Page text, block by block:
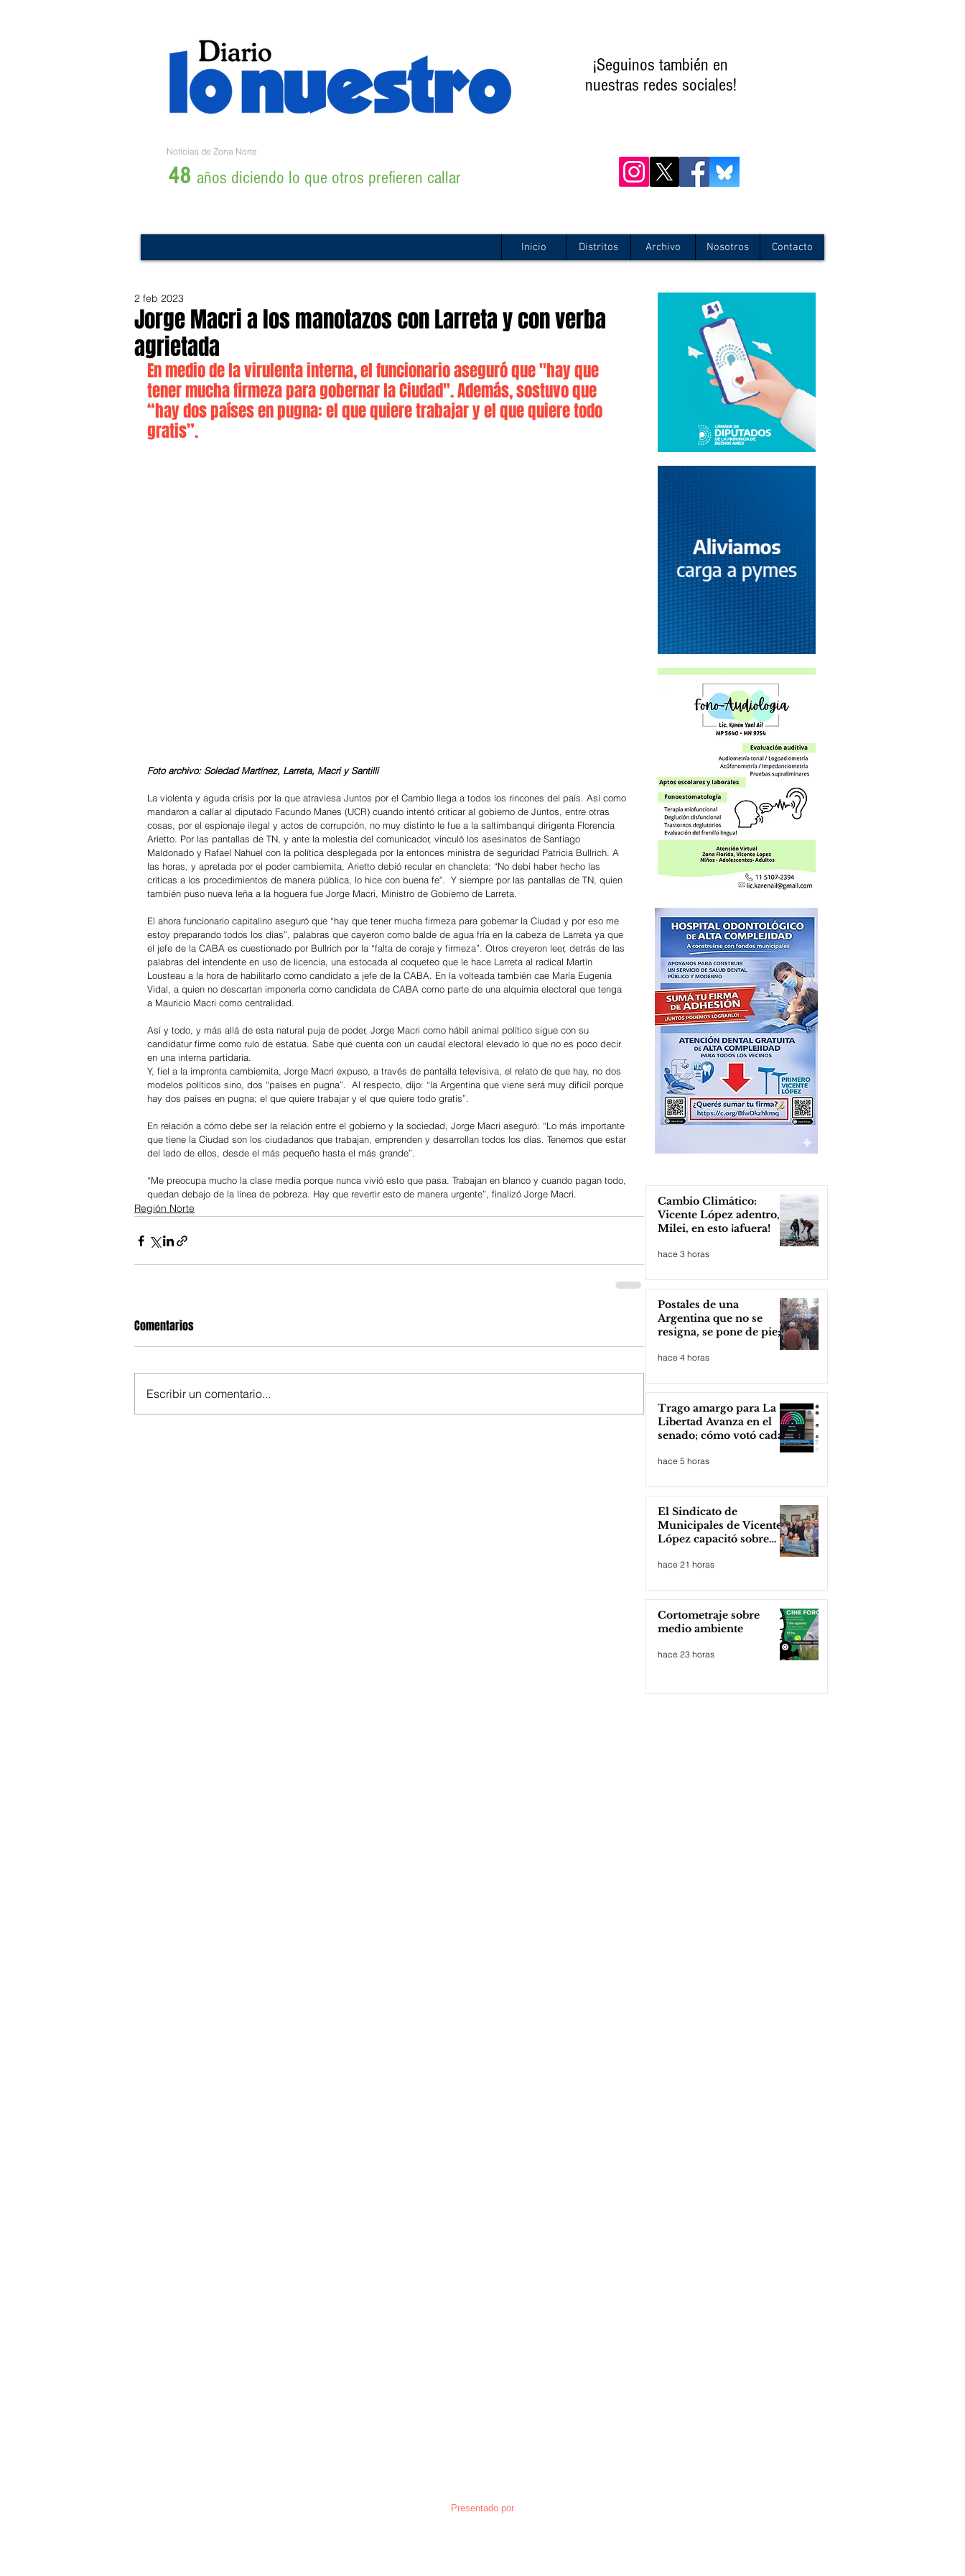
¡Seguinos también en
nuestras redes sociales!
Noticias de Zona Norte
48 años diciendo lo que otros prefieren callar
Inicio Distritos Archivo Nosotros Contacto
Jorge Macri a los manotazos con Larreta y con verba
agrietada
2 feb 2023
En medio de la virulenta interna, el funcionario aseguró que "hay que
tener mucha firmeza para gobernar la Ciudad". Además, sostuvo que
“hay dos países en pugna: el que quiere trabajar y el que quiere todo
gratis”.
Foto archivo: Soledad Martínez, Larreta, Macri y Santilli
La violenta y aguda crisis por la que atraviesa Juntos por el Cambio llega a todos los rincones del país. Así como
mandaron a callar al diputado Facundo Manes (UCR) cuando intentó criticar al gobierno de Juntos, entre otras
cosas, por el espionaje ilegal y actos de corrupción, no muy distinto le fue a la saltimbanqui dirigenta Florencia
Arietto. Por las pantallas de TN, y ante la molestia del comunicador, vinculó los asesinatos de Santiago
Maldonado y Rafael Nahuel con la política desplegada por la entonces ministra de seguridad Patricia Bullrich. A
las horas, y apretada por el poder cambiemita, Arietto debió recular en chancleta: “No debí haber hecho las
críticas a los procedimientos de manera pública, lo hice con buena fe".  Y siempre por las pantallas de TN, quien
también puso nueva leña a la hoguera fue Jorge Macri, Ministro de Gobierno de Larreta.
El ahora funcionario capitalino aseguró que “hay que tener mucha firmeza para gobernar la Ciudad y por eso me
estoy preparando todos los días”, palabras que cayeron como balde de agua fría en la cabeza de Larreta ya que
el jefe de la CABA es cuestionado por Bullrich por la “falta de coraje y firmeza”. Otros creyeron leer, detrás de las
palabras del intendente en uso de licencia, una estocada al coqueteo que le hace Larreta al radical Martín
Lousteau a la hora de habilitarlo como candidato a jefe de la CABA. En la volteada también cae María Eugenia
Vidal, a quien no descartan imponerla como candidata de CABA como parte de una alquimia electoral que tenga
a Mauricio Macri como centralidad.
Así y todo, y más allá de esta natural puja de poder, Jorge Macri como hábil animal político sigue con su
candidatur firme como rulo de estatua. Sabe que cuenta con un caudal electoral elevado lo que no es poco decir
en una interna partidaria.
Y, fiel a la impronta cambiemita, Jorge Macri expuso, a través de pantalla televisiva, el relato de que hay, no dos
modelos políticos sino, dos “países en pugna”.  Al respecto, dijo: “la Argentina que viene será muy difícil porque
hay dos países en pugna; el que quiere trabajar y el que quiere todo gratis”.
En relación a cómo debe ser la relación entre el gobierno y la sociedad, Jorge Macri aseguró: “Lo más importante
que tiene la Ciudad son los ciudadanos que trabajan, emprenden y desarrollan todos los días. Tenemos que estar
del lado de ellos, desde el más pequeño hasta el más grande”.
“Me preocupa mucho la clase media porque nunca vivió esto que pasa. Trabajan en blanco y cuando pagan todo,
quedan debajo de la línea de pobreza. Hay que revertir esto de manera urgente”, finalizó Jorge Macri.
Región Norte
Comentarios
Escribir un comentario...
Cambio Climático:
Vicente López adentro,
Milei, en esto ¡afuera!
hace 3 horas
Postales de una
Argentina que no se
resigna, se pone de pie;
hace 4 horas
Trago amargo para La
Libertad Avanza en el
senado; cómo votó cada
hace 5 horas
El Sindicato de
Municipales de Vicente
López capacitó sobre
hace 21 horas
Cortometraje sobre
medio ambiente
hace 23 horas
Presentado por